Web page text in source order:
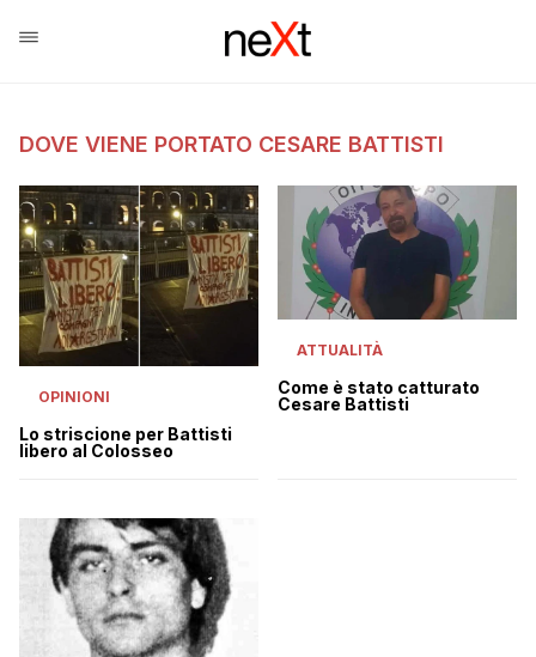
DOVE VIENE PORTATO CESARE BATTISTI
OPINIONI
Lo striscione per Battisti
libero al Colosseo
ATTUALITÀ
Come è stato catturato
Cesare Battisti